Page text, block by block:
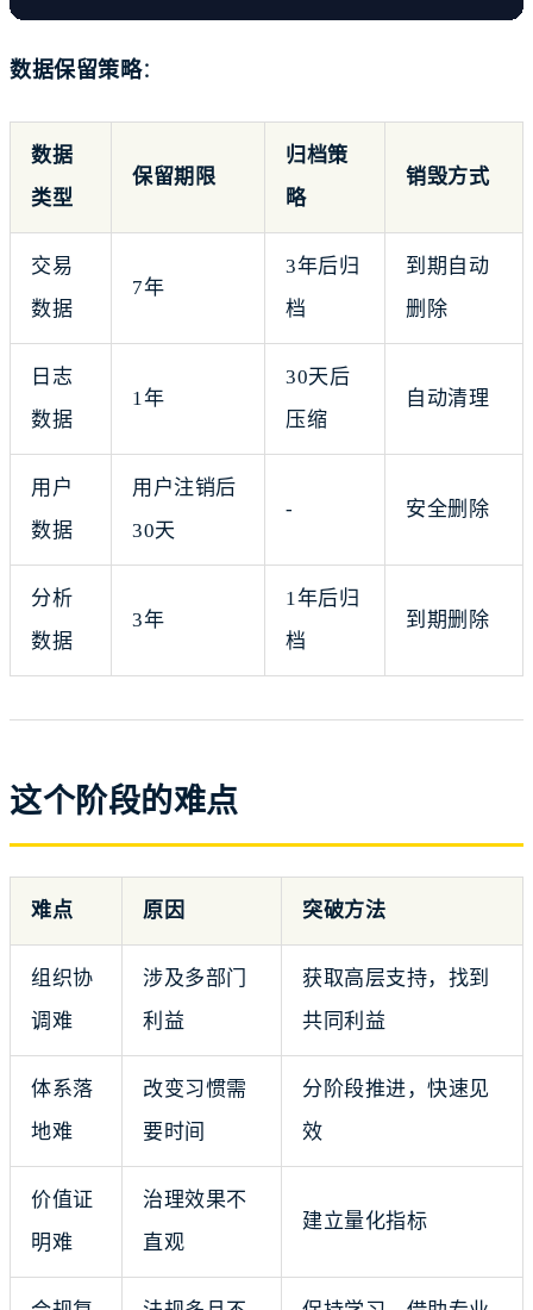
数据保留策略：
数据
类型
保留期限
归档策
略
销毁方式
交易
数据
7年
3年后归
档
到期自动
删除
日志
数据
1年
30天后
压缩
自动清理
用户
数据
用户注销后
30天
- 安全删除
分析
数据
3年
1年后归
档
到期删除
这个阶段的难点
难点 原因 突破方法
组织协
调难
涉及多部门
利益
获取高层支持，找到
共同利益
体系落
地难
改变习惯需
要时间
分阶段推进，快速见
效
价值证
明难
治理效果不
直观
建立量化指标